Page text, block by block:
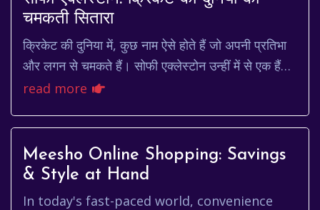
चमकती सितारा
क्रिकेट की दुनिया में, कुछ नाम ऐसे होते हैं जो अपनी प्रतिभा
और लगन से चमकते हैं। सोफी एक्लेस्टोन उन्हीं में से एक हैं।
एक युवा और प्रतिभाशाली खिलाड़ी,...
read more
Meesho Online Shopping: Savings
& Style at Hand
In today's fast-paced world, convenience